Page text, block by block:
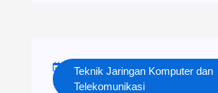
Teknik Jaringan Komputer dan
Telekomunikasi
MAY 3, 2024
TJKT NESADO
NO COMMENTS